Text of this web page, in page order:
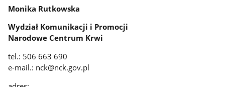
Monika Rutkowska
Wydział Komunikacji i Promocji
Narodowe Centrum Krwi
tel.: 506 663 690
e-mail.: nck@nck.gov.pl